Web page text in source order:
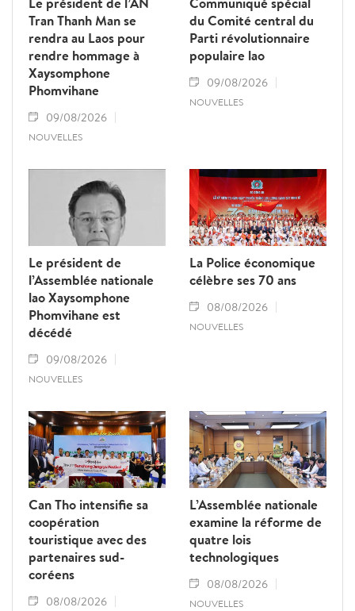
Tran Thanh Man se
rendra au Laos pour
rendre hommage à
Xaysomphone
Phomvihane
09/08/2026
NOUVELLES
du Comité central du
Parti révolutionnaire
populaire lao
09/08/2026
NOUVELLES
Le président de
l’Assemblée nationale
lao Xaysomphone
Phomvihane est
décédé
09/08/2026
NOUVELLES
La Police économique
célèbre ses 70 ans
08/08/2026
NOUVELLES
Can Tho intensifie sa
coopération
touristique avec des
partenaires sud-
coréens
08/08/2026
L’Assemblée nationale
examine la réforme de
quatre lois
technologiques
08/08/2026
NOUVELLES